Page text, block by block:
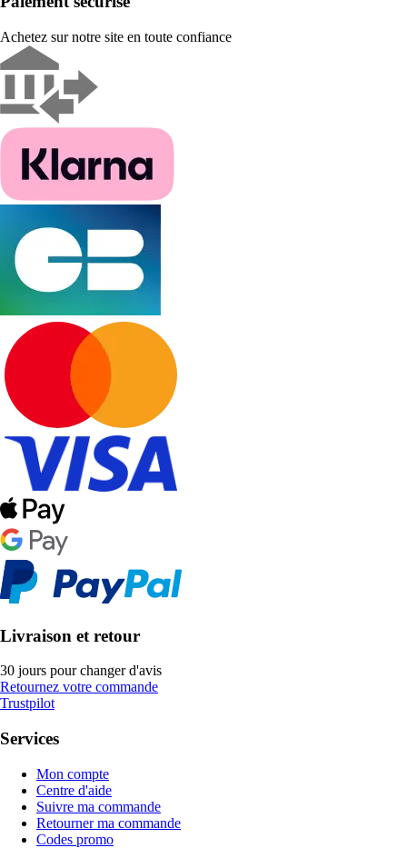
Achetez sur notre site en toute confiance
Livraison et retour
30 jours pour changer d'avis
Retournez votre commande
Trustpilot
Services
Mon compte
Centre d'aide
Suivre ma commande
Retourner ma commande
Codes promo